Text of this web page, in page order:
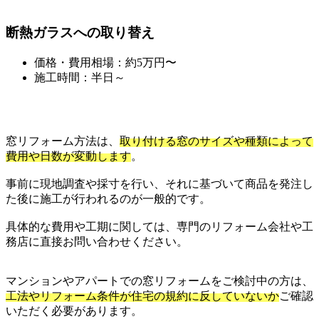
断熱ガラスへの取り替え
価格・費用相場：約5万円〜
施工時間：半日～
窓リフォーム方法は、 取り付ける窓のサイズや種類によって
費用や日数が変動します。
事前に現地調査や採寸を行い、それに基づいて商品を発注し
た後に施工が行われるのが一般的です。
具体的な費用や工期に関しては、専門のリフォーム会社や工
務店に直接お問い合わせください。
マンションやアパートでの窓リフォームをご検討中の方は、
工法やリフォーム条件が住宅の規約に反していないかご確認
いただく必要があります。